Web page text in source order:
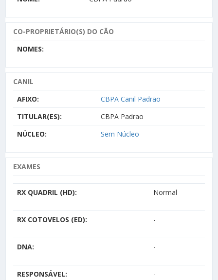
CO-PROPRIETÁRIO(S) DO CÃO
NOMES:
CANIL
AFIXO:
CBPA Canil Padrão
TITULAR(ES):
CBPA Padrao
NÚCLEO:
Sem Núcleo
EXAMES
RX QUADRIL (HD): Normal
RX COTOVELOS (ED): -
DNA: -
RESPONSÁVEL: -